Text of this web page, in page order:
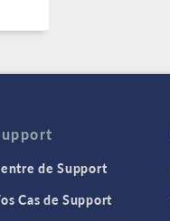
de Support
Cas de Support